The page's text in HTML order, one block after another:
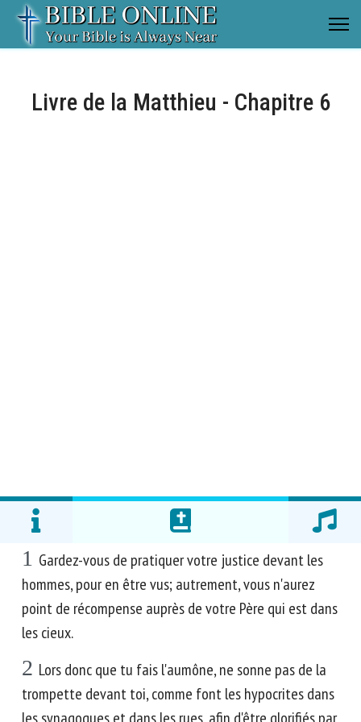
Livre de la Matthieu - Chapitre 6
1 Gardez-vous de pratiquer votre justice devant les
hommes, pour en être vus; autrement, vous n'aurez
point de récompense auprès de votre Père qui est dans
les cieux.
2 Lors donc que tu fais l'aumône, ne sonne pas de la
trompette devant toi, comme font les hypocrites dans